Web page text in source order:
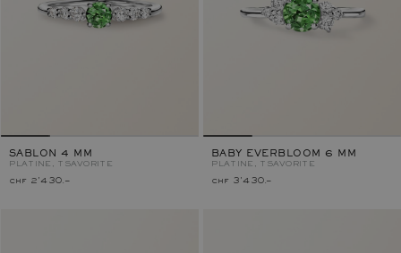
SABLON 4 MM
PLATINE, TSAVORITE
chf 2'430.–
BABY EVERBLOOM 6 MM
PLATINE, TSAVORITE
chf 3'430.–